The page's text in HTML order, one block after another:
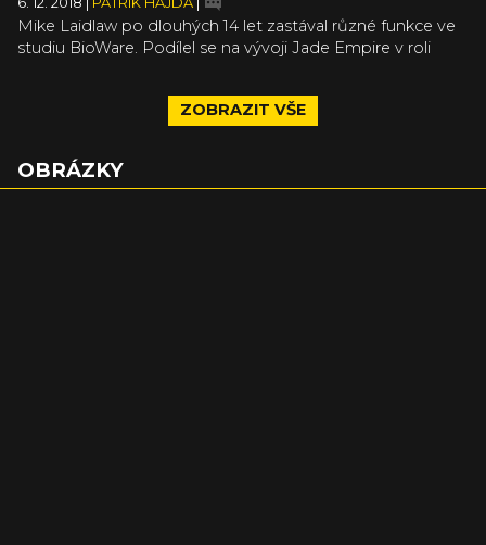
Mike Laidlaw po dlouhých 14 let zastával různé funkce ve
studiu BioWare. Podílel se na vývoji Jade Empire v roli
první dva díly Dragon Age designoval a tomu poslednímu
už šéfoval. Před rokem z BioWare odešel a v těchto
pobočce.
ZOBRAZIT VŠE
OBRÁZKY